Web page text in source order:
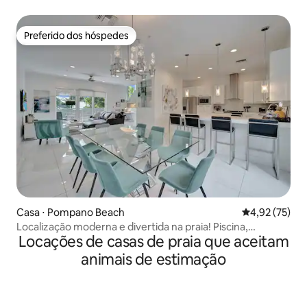
Preferido dos hóspedes
Preferido dos hóspedes
Casa ⋅ Pompano Beach 4,92 de uma
4,92 (75)
Localização moderna e divertida na praia! Piscina,
academia, spa, bares
Locações de casas de praia que aceitam
animais de estimação